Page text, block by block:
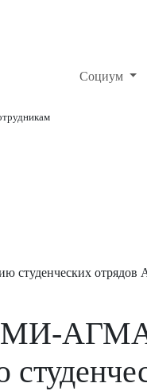
Социум
отрядов